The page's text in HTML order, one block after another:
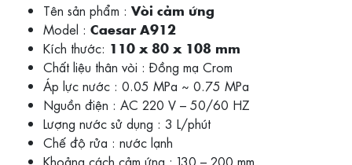
Tên sản phẩm : Vòi cảm ứng
Model : Caesar A912
Kích thước: 110 x 80 x 108 mm
Chất liệu thân vòi : Đồng mạ Crom
Áp lực nước : 0.05 MPa ~ 0.75 MPa
Nguồn điện : AC 220 V – 50/60 HZ
Lượng nước sử dụng : 3 L/phút
Chế độ rửa : nước lạnh
Khoảng cách cảm ứng : 130 – 200 mm